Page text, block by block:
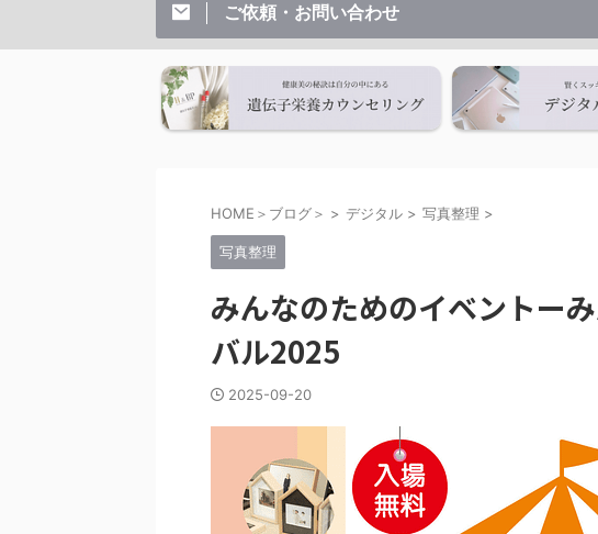
ご依頼・お問い合わせ
HOME＞ブログ＞ > デジタル > 写真整理 >
写真整理
みんなのためのイベントー
バル2025
2025-09-20